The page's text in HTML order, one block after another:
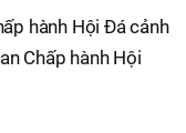
hành Hội Đá cảnh
Chấp hành Hội